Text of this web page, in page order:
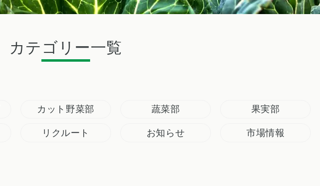
カテゴリー一覧
カット野菜部 蔬菜部 果実部
リクルート お知らせ 市場情報